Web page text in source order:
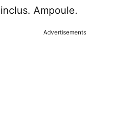
Ampoule.
Advertisements